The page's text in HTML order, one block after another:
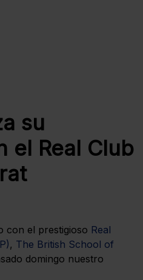
su
el Real Club
con el prestigioso Real
, The British School of
domingo nuestro